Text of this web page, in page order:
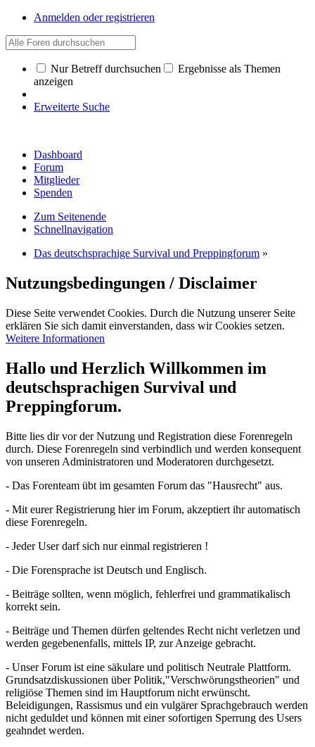
Anmelden oder registrieren
Nur Betreff durchsuchen
Ergebnisse als Themen
anzeigen
Erweiterte Suche
Dashboard
Forum
Mitglieder
Spenden
Zum Seitenende
Schnellnavigation
Das deutschsprachige Survival und Preppingforum »
Nutzungsbedingungen / Disclaimer
Diese Seite verwendet Cookies. Durch die Nutzung unserer Seite
erklären Sie sich damit einverstanden, dass wir Cookies setzen.
Weitere Informationen
Hallo und Herzlich Willkommen im
deutschsprachigen Survival und
Preppingforum.
Bitte lies dir vor der Nutzung und Registration diese Forenregeln
durch. Diese Forenregeln sind verbindlich und werden konsequent
von unseren Administratoren und Moderatoren durchgesetzt.
- Das Forenteam übt im gesamten Forum das "Hausrecht" aus.
- Mit eurer Registrierung hier im Forum, akzeptiert ihr automatisch
diese Forenregeln.
- Jeder User darf sich nur einmal registrieren !
- Die Forensprache ist Deutsch und Englisch.
- Beiträge sollten, wenn möglich, fehlerfrei und grammatikalisch
korrekt sein.
- Beiträge und Themen dürfen geltendes Recht nicht verletzen und
werden gegebenenfalls, mittels IP, zur Anzeige gebracht.
- Unser Forum ist eine säkulare und politisch Neutrale Plattform.
Grundsatzdiskussionen über Politik,"Verschwörungstheorien" und
religiöse Themen sind im Hauptforum nicht erwünscht.
Beleidigungen, Rassismus und ein vulgärer Sprachgebrauch werden
nicht geduldet und können mit einer sofortigen Sperrung des Users
geahndet werden.